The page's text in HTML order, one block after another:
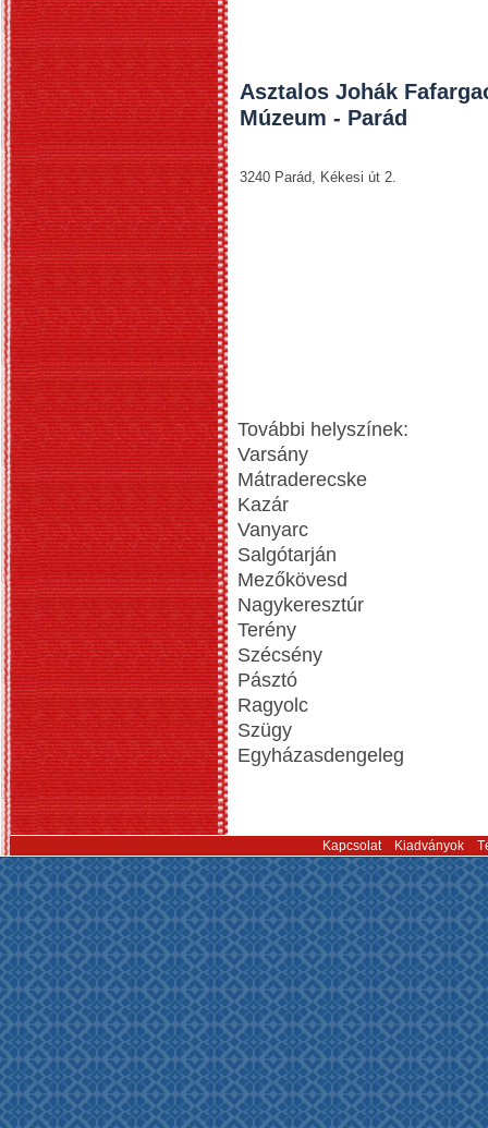
Asztalos Johák
Múzeum -
3240 Parád, Kékesi út 2.
További helyszínek:
Varsány
Mátraderecske
Kazár
Vanyarc
Salgótarján
Mezőkövesd
Nagykeresztúr
Terény
Szécsény
Pásztó
Ragyolc
Szügy
Egyházasdengeleg
Kapcsolat Kiadványok